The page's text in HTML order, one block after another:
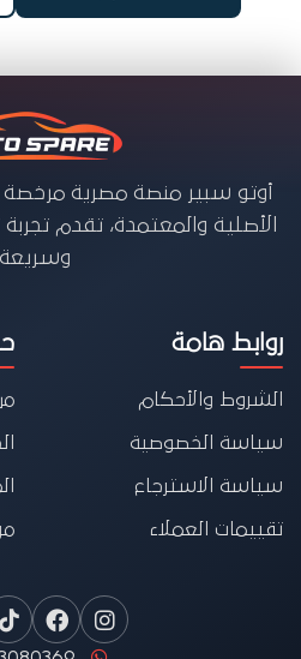
أوتو سبير منصة مصرية مرخصة
الأصلية والمعتمدة، تقدم
وسريعة.
روابط هامة
الشروط والأحكام
سياسة الخصوصية
سياسة الاسترجاع
تقييمات العملاء